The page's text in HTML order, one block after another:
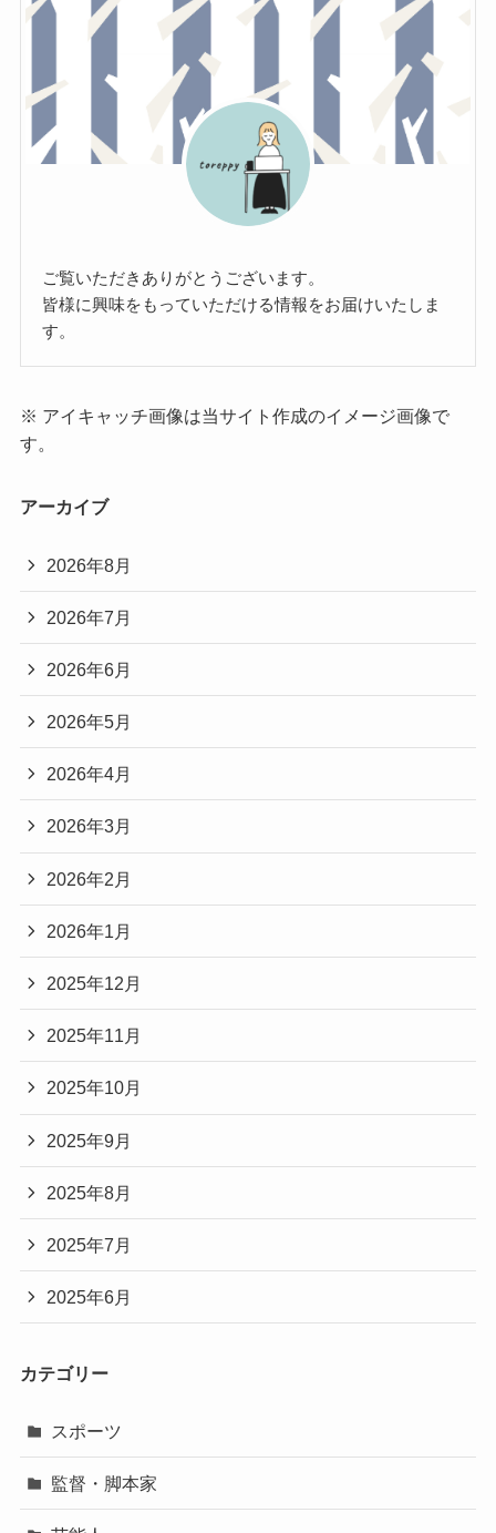
ご覧いただきありがとうございます。
皆様に興味をもっていただける情報をお届けいたしま
す。
※ アイキャッチ画像は当サイト作成のイメージ画像で
す。
アーカイブ
2026年8月
2026年7月
2026年6月
2026年5月
2026年4月
2026年3月
2026年2月
2026年1月
2025年12月
2025年11月
2025年10月
2025年9月
2025年8月
2025年7月
2025年6月
カテゴリー
スポーツ
監督・脚本家